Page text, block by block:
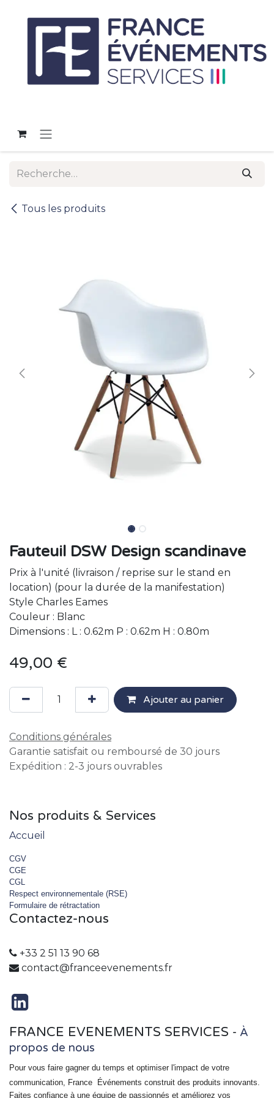
Tous les produits
Fauteuil DSW Design scandinave
Prix à l'unité (livraison / reprise sur le stand en
location) (pour la durée de la manifestation)
Style Charles Eames
Couleur : Blanc
Dimensions : L : 0.62m P : 0.62m H : 0.80m
49,00 €
Ajouter au panier
Conditions générales
Garantie satisfait ou remboursé de 30 jours
Expédition : 2-3 jours ouvrables
Nos produits & Services
Accueil
CGV
CGE
CGL
Respect environnementale (RSE)
Formulaire de rétractation
Contactez-nous
+33 2 51 13 90 68
contact@franceevenements.fr
FRANCE EVENEMENTS SERVICES - À
propos de nous
Pour vous faire gagner du temps et optimiser l'impact de votre
communication, France
Événements construit des produits innovants.
Faites confiance à une équipe de passionnés et améliorez vos